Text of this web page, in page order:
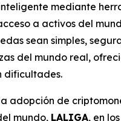
mediante
a activos del
sean simples,
del mundo real,
dificultades.
adopción de
mundo, LALIGA, en